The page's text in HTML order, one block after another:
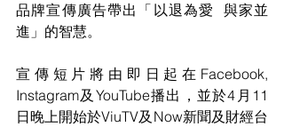
品牌宣傳廣告帶出「以退為愛  與家並
進」的智慧。
宣傳短片將由即日起在Facebook,
Instagram及YouTube播出，並於4月11
日晚上開始於ViuTV及Now新聞及財經台